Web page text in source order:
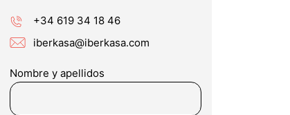
+34 619 34 18 46
31
iberkasa@iberkasa.com
Nombre y apellidos